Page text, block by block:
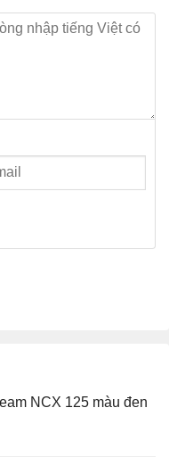
NCX 125 màu đen